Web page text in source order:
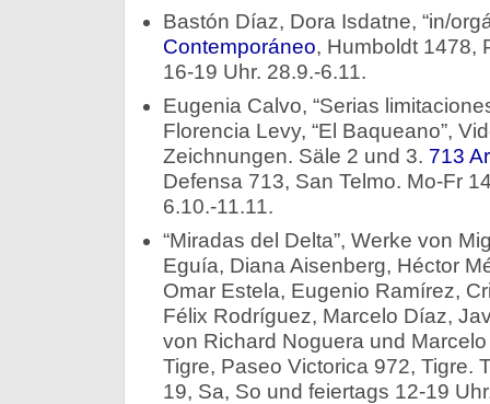
Bastón Díaz, Dora Isdatne, “in/
Contemporáneo, Humboldt 1478,
16-19 Uhr. 28.9.-6.11.
Eugenia Calvo, “Serias
Florencia Levy, “El Baqueano”,
Zeichnungen. Säle 2 und 3. 713
Defensa 713, San Telmo. Mo-Fr
6.10.-11.11.
“Miradas del Delta”, Werke von
Eguía, Diana Aisenberg, Héctor
Omar Estela, Eugenio Ramírez,
Félix Rodríguez, Marcelo Díaz,
von Richard Noguera und
Tigre, Paseo Victorica 972, Tigre.
19, Sa, So und feiertags 12-19